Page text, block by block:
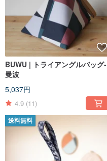
BUWU | トライアングルバッグ-
曼波
5,037円
4.9 (11)
送料無料